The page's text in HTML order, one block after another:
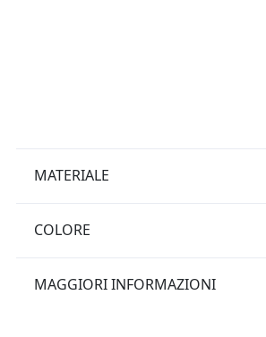
MATERIALE
COLORE
MAGGIORI INFORMAZIONI